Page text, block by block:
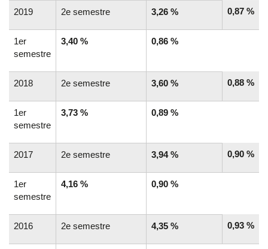
2019 2e semestre 3,26 % 0,87 %
1er
semestre
3,40 % 0,86 %
2018 2e semestre 3,60 % 0,88 %
1er
semestre
3,73 % 0,89 %
2017 2e semestre 3,94 % 0,90 %
1er
semestre
4,16 % 0,90 %
2016 2e semestre 4,35 % 0,93 %